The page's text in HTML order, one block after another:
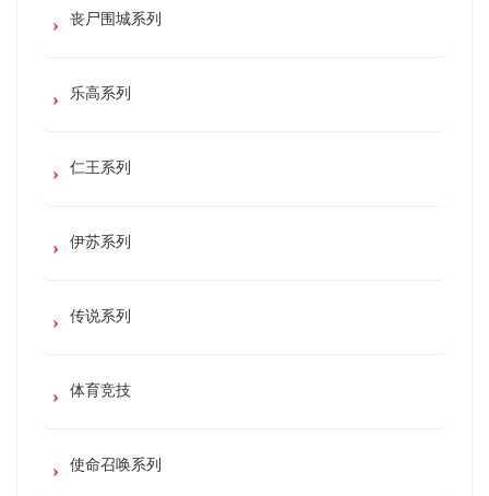
丧尸围城系列
乐高系列
仁王系列
伊苏系列
传说系列
体育竞技
使命召唤系列